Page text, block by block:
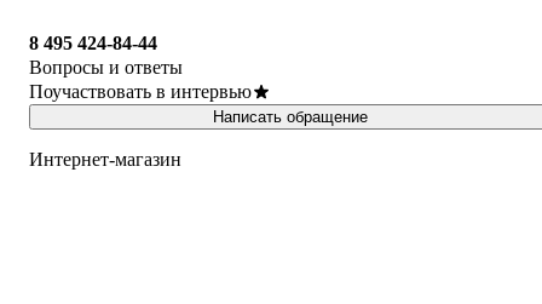
8 495 424-84-44
Вопросы и ответы
Поучаствовать в интервью
Написать обращение
Интернет-магазин